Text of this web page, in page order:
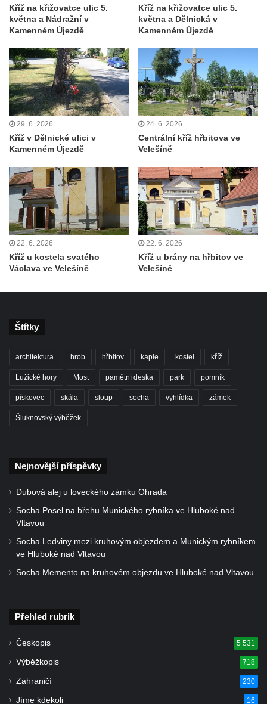
Kříž pod domem čp. 177 na Vlčí Hoře
Centrální kříž hřbitova Vlčí Hora
Kříž u domu čp. 79 v ulici Salmovská ve
Velkém Šenově
Kříž naproti domu čp. 23 v ulici Salmovská
ve Velkém Šenově
Kříž u kostela svatého Jana Křtitele v
Teplicích
Želkovic pod horou Libeš
Kříž u silnice č. 15 západně od Želkovic
Kříž u silnice č. 15 jižně od Šepetel
Kříž západně od domu čp. 85 v ulici Na
Vilouni v Třebívlicích
Kříž na rozcestí naproti domu čp. 714 v
ve Starých Křečanech
Kříž u domu čp. 39 v Rybništi
Kříž u domu čp. 2 v Rybništi
Dubé
Centrální kříž hřbitova v Dubé
Kříž v Zahradní ulici v Dubé
Kříž v Dlouhé ulici v Dubé
Steinův kříž u hřbitova ve Velkém Šenově
Velkém Šenově
Kříž na křižovatce ulic 5.
května a Nádražní v
Kamenném Újezdě
Kříž na křižovatce ulic 5.
května a Dělnická v
Kamenném Újezdě
29. 6. 2026
Kříž v Dělnické ulici v
Kamenném Újezdě
24. 6. 2026
Centrální kříž hřbitova ve
Velešíně
22. 6. 2026
Kříž u kostela svatého
Václava ve Velešíně
22. 6. 2026
Kříž u brány na hřbitov ve
Velešíně
Štítky
architektura hrob hřbitov kaple kostel kříž
Lužické hory Most pamětní deska park pomník
pískovec skála sloup socha vyhlídka zámek
Šluknovský výběžek
Nejnovější příspěvky
Dubová alej u loveckého zámku Ohrada
Socha Posel na břehu Munického rybníka ve Hluboké nad
Vltavou
Socha Ledviny mezi kruhovým objezdem a Munickým rybníkem
ve Hluboké nad Vltavou
Socha Memento na kruhovém objezdu ve Hluboké nad Vltavou
Přehled rubrik
Českopis 5 531
Výběžkopis 718
Zahraničí 230
Jíme kdekoli 16